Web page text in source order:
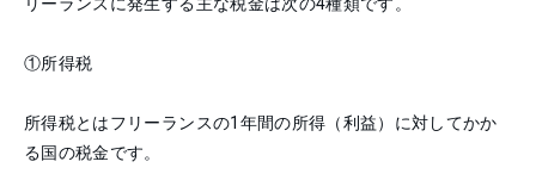
①所得税
所得税とはフリーランスの1年間の所得（利益）に対してかか
る国の税金です。